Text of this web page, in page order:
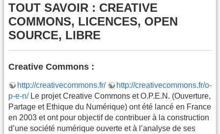
TOUT SAVOIR : CREATIVE
COMMONS, LICENCES, OPEN
SOURCE, LIBRE
Creative Commons :
http://creativecommons.fr/
http://creativecommons.fr/o-
p-e-n/Le projet Creative Commons et O.P.E.N. (Ouverture,
Partage et Ethique du Numérique) ont été lancé en France
en 2003 et ont pour objectif de contribuer à la construction
d’une société numérique ouverte et à l’analyse de ses